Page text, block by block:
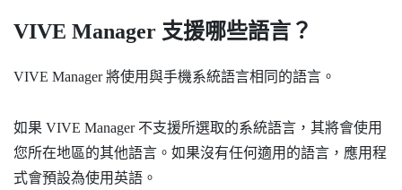
VIVE Manager 支援哪些語言？
VIVE Manager將使用與手機系統語言相同的語言。
如果 VIVE Manager不支援所選取的系統語言，其將會使用
您所在地區的其他語言。如果沒有任何適用的語言，應用程
式會預設為使用英語。